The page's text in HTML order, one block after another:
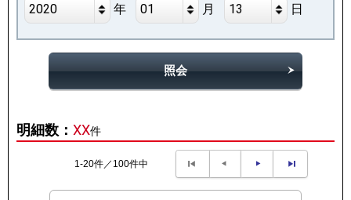
2020 年 01 月 13 日
照会
明細数： XX件
1-20件／100件中